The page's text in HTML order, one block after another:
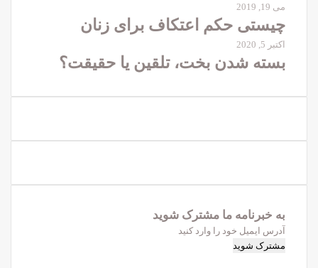
می 19, 2019
چیستی حکم اعتکاف برای زنان
اکتبر 5, 2020
بسته شدن بخت، تلقین یا حقیقت؟
به خبرنامه‌‌ ما مشترک شوید
آدرس
ایمیل